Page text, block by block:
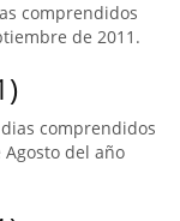
comprendidos
de 2011.
comprendidos
del año